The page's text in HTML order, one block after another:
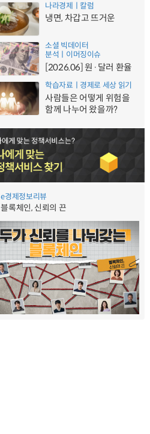
나라경제ㅣ칼럼
냉면, 차갑고 뜨거운
소셜 빅데이터
분석ㅣ이머징이슈
[2026.06] 원·달러 환율
학습자료ㅣ경제로 세상 읽기
사람들은 어떻게 위험을
함께 나누어 왔을까?
e경제정보리뷰
블록체인, 신뢰의 끈